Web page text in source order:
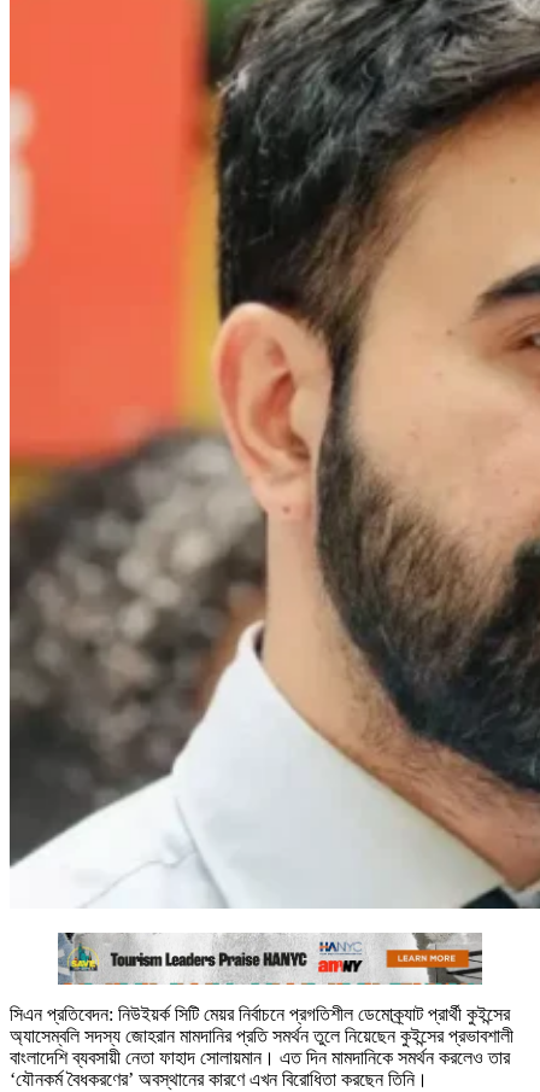
সিএন প্রতিবেদন: নিউইয়র্ক সিটি মেয়র নির্বাচনে প্রগতিশীল ডেমোক্র্যাট প্রার্থী কুইন্সের
অ্যাসেম্বলি সদস্য জোহরান মামদানির প্রতি সমর্থন তুলে নিয়েছেন কুইন্সের প্রভাবশালী
বাংলাদেশি ব্যবসায়ী নেতা ফাহাদ সোলায়মান। এত দিন মামদানিকে সমর্থন করলেও তার
‘যৌনকর্ম বৈধকরণের’ অবস্থানের কারণে এখন বিরোধিতা করছেন তিনি।